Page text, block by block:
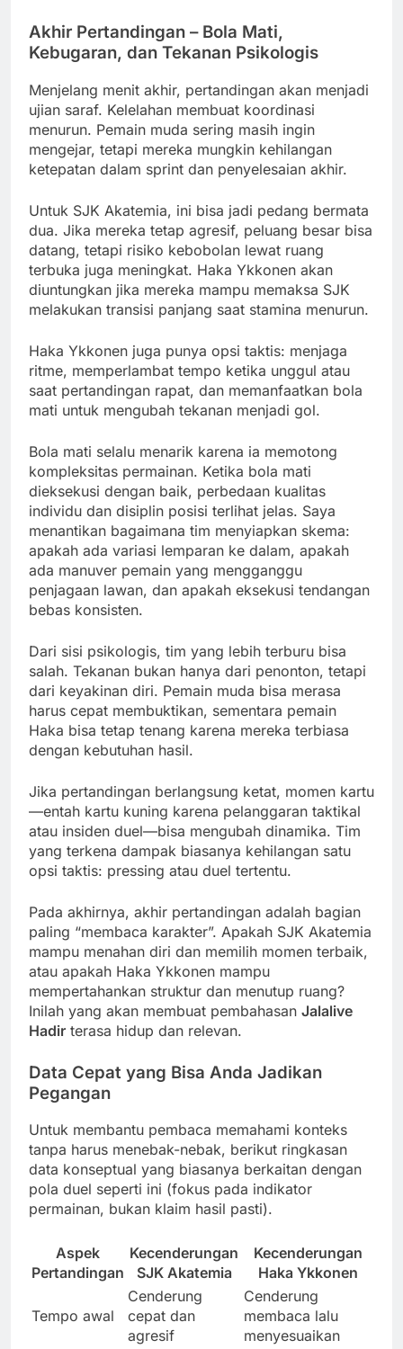
Akhir Pertandingan – Bola Mati,
Kebugaran, dan Tekanan Psikologis
Menjelang menit akhir, pertandingan akan menjadi
ujian saraf. Kelelahan membuat koordinasi
menurun. Pemain muda sering masih ingin
mengejar, tetapi mereka mungkin kehilangan
ketepatan dalam sprint dan penyelesaian akhir.
Untuk SJK Akatemia, ini bisa jadi pedang bermata
dua. Jika mereka tetap agresif, peluang besar bisa
datang, tetapi risiko kebobolan lewat ruang
terbuka juga meningkat. Haka Ykkonen akan
diuntungkan jika mereka mampu memaksa SJK
melakukan transisi panjang saat stamina menurun.
Haka Ykkonen juga punya opsi taktis: menjaga
ritme, memperlambat tempo ketika unggul atau
saat pertandingan rapat, dan memanfaatkan bola
mati untuk mengubah tekanan menjadi gol.
Bola mati selalu menarik karena ia memotong
kompleksitas permainan. Ketika bola mati
dieksekusi dengan baik, perbedaan kualitas
individu dan disiplin posisi terlihat jelas. Saya
menantikan bagaimana tim menyiapkan skema:
apakah ada variasi lemparan ke dalam, apakah
ada manuver pemain yang mengganggu
penjagaan lawan, dan apakah eksekusi tendangan
bebas konsisten.
Dari sisi psikologis, tim yang lebih terburu bisa
salah. Tekanan bukan hanya dari penonton, tetapi
dari keyakinan diri. Pemain muda bisa merasa
harus cepat membuktikan, sementara pemain
Haka bisa tetap tenang karena mereka terbiasa
dengan kebutuhan hasil.
Jika pertandingan berlangsung ketat, momen kartu
—entah kartu kuning karena pelanggaran taktikal
atau insiden duel—bisa mengubah dinamika. Tim
yang terkena dampak biasanya kehilangan satu
opsi taktis: pressing atau duel tertentu.
Pada akhirnya, akhir pertandingan adalah bagian
paling “membaca karakter”. Apakah SJK Akatemia
mampu menahan diri dan memilih momen terbaik,
atau apakah Haka Ykkonen mampu
mempertahankan struktur dan menutup ruang?
Inilah yang akan membuat pembahasan Jalalive
Hadir terasa hidup dan relevan.
Data Cepat yang Bisa Anda Jadikan
Pegangan
Untuk membantu pembaca memahami konteks
tanpa harus menebak-nebak, berikut ringkasan
data konseptual yang biasanya berkaitan dengan
pola duel seperti ini (fokus pada indikator
permainan, bukan klaim hasil pasti).
Aspek
Pertandingan
Kecenderungan
SJK Akatemia
Kecenderungan
Haka Ykkonen
Tempo awal
Cenderung
cepat dan
agresif
Cenderung
membaca lalu
menyesuaikan